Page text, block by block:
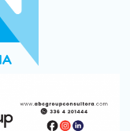
y consumo
por el país, un 5,9%